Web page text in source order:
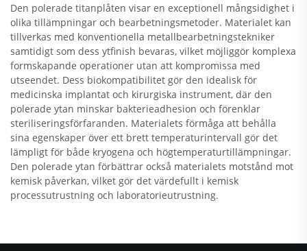
Den polerade titanplåten visar en exceptionell mångsidighet i
olika tillämpningar och bearbetningsmetoder. Materialet kan
tillverkas med konventionella metallbearbetningstekniker
samtidigt som dess ytfinish bevaras, vilket möjliggör komplexa
formskapande operationer utan att kompromissa med
utseendet. Dess biokompatibilitet gör den idealisk för
medicinska implantat och kirurgiska instrument, där den
polerade ytan minskar bakterieadhesion och förenklar
steriliseringsförfaranden. Materialets förmåga att behålla
sina egenskaper över ett brett temperaturintervall gör det
lämpligt för både kryogena och högtemperaturtillämpningar.
Den polerade ytan förbättrar också materialets motstånd mot
kemisk påverkan, vilket gör det värdefullt i kemisk
processutrustning och laboratorieutrustning.